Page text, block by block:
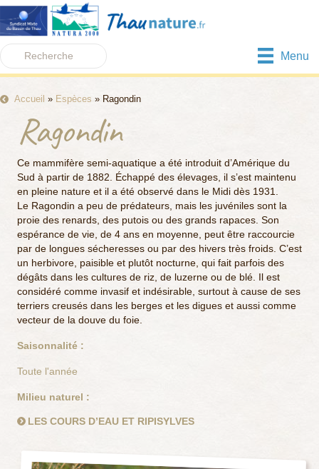
Menu
Accueil » Espèces » Ragondin
Ragondin
Ce mammifère semi-aquatique a été introduit d’Amérique du
Sud à partir de 1882. Échappé des élevages, il s’est maintenu
en pleine nature et il a été observé dans le Midi dès 1931.
Le Ragondin a peu de prédateurs, mais les juvéniles sont la
proie des renards, des putois ou des grands rapaces. Son
espérance de vie, de 4 ans en moyenne, peut être raccourcie
par de longues sécheresses ou par des hivers très froids. C’est
un herbivore, paisible et plutôt nocturne, qui fait parfois des
dégâts dans les cultures de riz, de luzerne ou de blé. Il est
considéré comme invasif et indésirable, surtout à cause de ses
terriers creusés dans les berges et les digues et aussi comme
vecteur de la douve du foie.
Saisonnalité :
Toute l'année
Milieu naturel :
LES COURS D’EAU ET RIPISYLVES